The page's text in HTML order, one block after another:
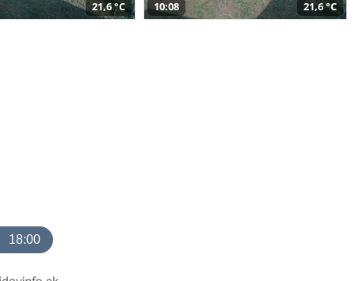
21,6 °C 10:08 21,6 °C
18:00